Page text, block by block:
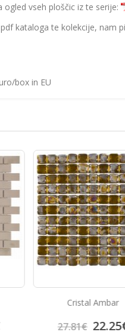
ogled vseh ploščic iz te serije:
kataloga te kolekcije, nam
box in EU
Cristal Ambar
27.81€ 22.25€